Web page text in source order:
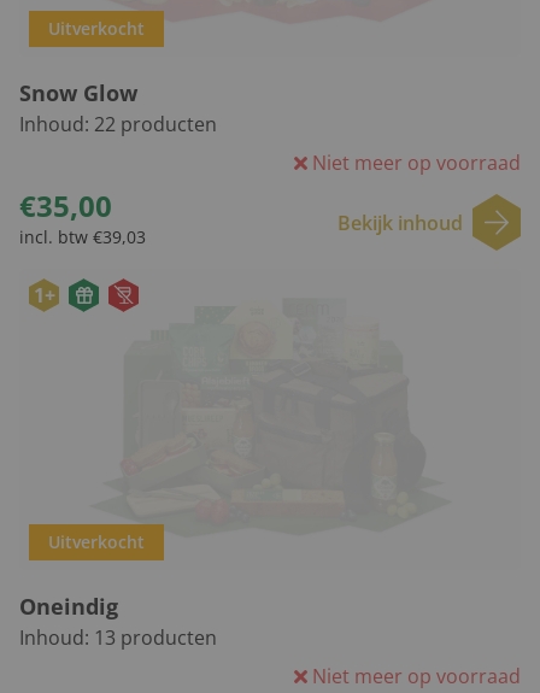
Uitverkocht
Snow Glow
Inhoud: 22 producten
Niet meer op voorraad
€35,00
incl. btw €39,03
Bekijk inhoud
1+
Uitverkocht
Oneindig
Inhoud: 13 producten
Niet meer op voorraad